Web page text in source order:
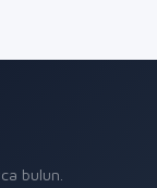
bulun.